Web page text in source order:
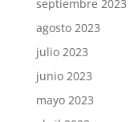
septiembre 2023
agosto 2023
julio 2023
junio 2023
mayo 2023